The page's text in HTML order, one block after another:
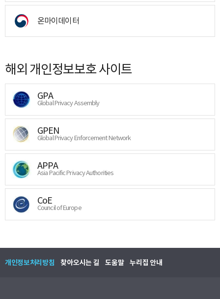
온마이데이터
해외 개인정보보호 사이트
GPA
Global Privacy Assembly
GPEN
Global Privacy Enforcement Network
APPA
Asia Pacific Privacy Authorities
CoE
Council of Europe
개인정보처리방침 찾아오시는 길 도움말 누리집 안내